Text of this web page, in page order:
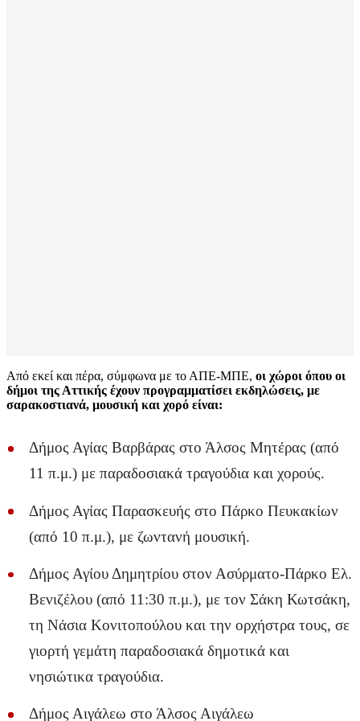
Από εκεί και πέρα, σύμφωνα με το ΑΠΕ-ΜΠΕ, οι χώροι όπου οι
δήμοι της Αττικής έχουν προγραμματίσει εκδηλώσεις, με
σαρακοστιανά, μουσική και χορό είναι:
Δήμος Αγίας Βαρβάρας στο Άλσος Μητέρας (από
11 π.μ.) με παραδοσιακά τραγούδια και χορούς.
Δήμος Αγίας Παρασκευής στο Πάρκο Πευκακίων
(από 10 π.μ.), με ζωντανή μουσική.
Δήμος Αγίου Δημητρίου στον Ασύρματο-Πάρκο Ελ.
Βενιζέλου (από 11:30 π.μ.), με τον Σάκη Κωτσάκη,
τη Νάσια Κονιτοπούλου και την ορχήστρα τους, σε
γιορτή γεμάτη παραδοσιακά δημοτικά και
νησιώτικα τραγούδια.
Δήμος Αιγάλεω στο Άλσος Αιγάλεω